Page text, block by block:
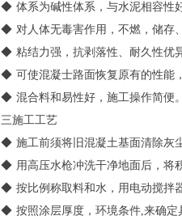
◆ 体系为碱性体系，与水泥相容性
◆ 对人体无毒害作用，不燃，储存
◆ 粘结力强，抗剥落性、耐久性优
◆ 可使混凝士路面恢复原有的性能
◆ 混合料和易性好，施工操作简便。
三施工工艺
◆ 施工前须将旧混凝土基面清除灰
◆ 用高压水枪冲洗干净地面后，将
◆ 按比例称取料和水，用电动搅拌
◆ 按照涂层厚度，环境条件,来确定